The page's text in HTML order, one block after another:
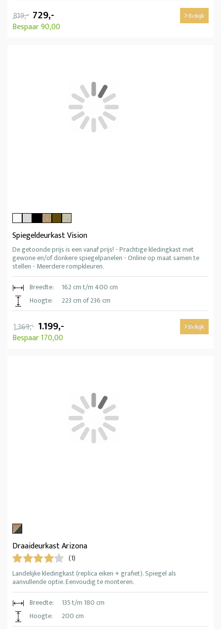
819,- 729,-
Bespaar 90,00
Bekijk
Spiegeldeurkast Vision
De getoonde prijs is een vanaf prijs! - Prachtige kledingkast met
gewone en/of donkere spiegelpanelen - Online op maat samen te
stellen - Meerdere rompkleuren.
Breedte:
162 cm t/m 400 cm
Hoogte:
223 cm of 236 cm
1.369,- 1.199,-
Bespaar 170,00
Bekijk
Draaideurkast Arizona
(1)
Landelijke kledingkast (replica eiken + grafiet). Spiegel als
aanvullende optie. Eenvoudig te monteren.
Breedte:
135 t/m 180 cm
Hoogte:
200 cm